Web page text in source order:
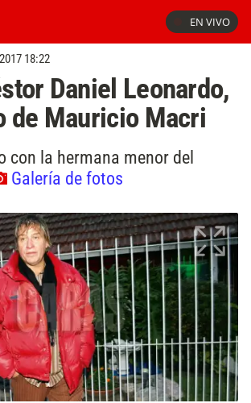
EN VIVO
18:22
Daniel Leonardo,
de Mauricio Macri
con la hermana menor del
Galería de fotos